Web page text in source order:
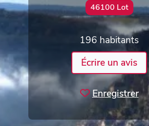
46100 Lot
196 habitants
Écrire un avis
Enregistrer